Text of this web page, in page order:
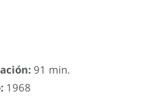
91 min.
1968